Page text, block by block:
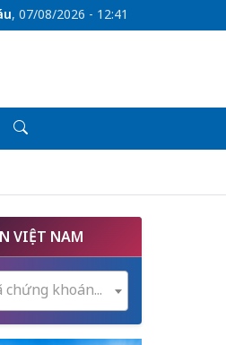
, 07/08/2026 - 12:41
VIỆT NAM
khoán...